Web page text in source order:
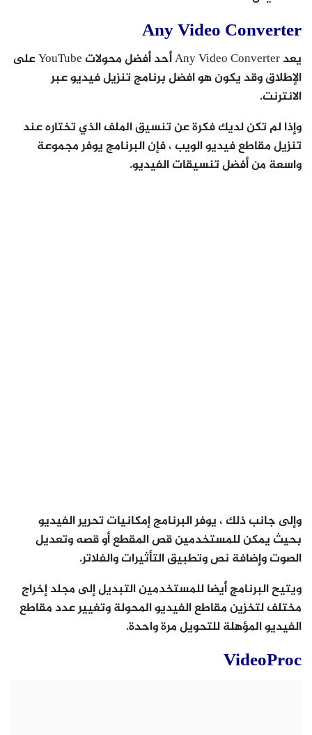
Any Video Converter
يعد Any Video Converter أحد أفضل محولات YouTube على
الإطلاق وقد يكون هو افضل برنامج تنزيل فيديو عبر
الانترنت.
وإذا لم تكن لديك فكرة عن تنسيق الملف الذي تختاره عند
تنزيل مقاطع فيديو الويب ، فإن البرنامج يوفر مجموعة
واسعة من أفضل تنسيقات الفيديو.
وإلى جانب ذلك ، يوفر البرنامج إمكانيات تحرير الفيديو
بحيث يمكن للمستخدمين قص المقطع أو قصه وتعديل
الصوت وإضافة نص وتطبيق التأثيرات والفلاتر.
ويتيح البرنامج أيضا للمستخدمين التبديل إلى مجلد إخراج
مختلف لتخزين مقاطع الفيديو المحولة وتغيير عدد مقاطع
الفيديو المؤهلة للتحويل مرة واحدة.
VideoProc